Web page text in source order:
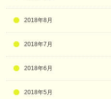
2018年8月
2018年7月
2018年6月
2018年5月